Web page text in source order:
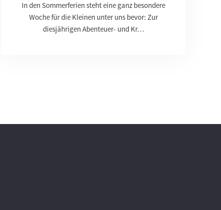
In den Sommerferien steht eine ganz besondere
Woche für die Kleinen unter uns bevor: Zur
diesjährigen Abenteuer- und Kr…